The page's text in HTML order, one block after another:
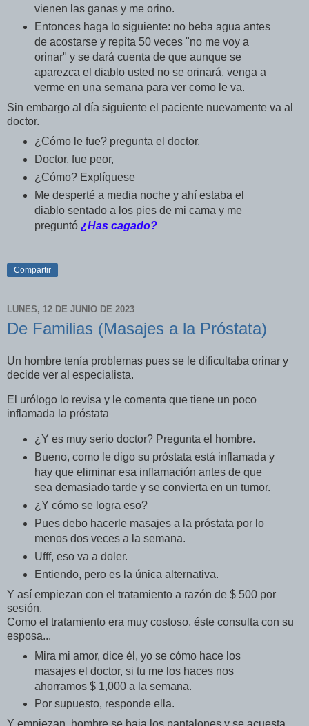
vienen las ganas y me orino.
Entonces haga lo siguiente: no beba agua antes
de acostarse y repita 50 veces "no me voy a
orinar" y se dará cuenta de que aunque se
aparezca el diablo usted no se orinará, venga a
verme en una semana para ver como le va.
Sin embargo al día siguiente el paciente nuevamente va al
doctor.
¿Cómo le fue? pregunta el doctor.
Doctor, fue peor,
¿Cómo? Explíquese
Me desperté a media noche y ahí estaba el
diablo sentado a los pies de mi cama y me
preguntó ¿Has cagado?
Compartir
LUNES, 12 DE JUNIO DE 2023
De Familias (Masajes a la Próstata)
Un hombre tenía problemas pues se le dificultaba orinar y
decide ver al especialista.
El urólogo lo revisa y le comenta que tiene un poco
inflamada la próstata
¿Y es muy serio doctor? Pregunta el hombre.
Bueno, como le digo su próstata está inflamada y
hay que eliminar esa inflamación antes de que
sea demasiado tarde y se convierta en un tumor.
¿Y cómo se logra eso?
Pues debo hacerle masajes a la próstata por lo
menos dos veces a la semana.
Ufff, eso va a doler.
Entiendo, pero es la única alternativa.
Y así empiezan con el tratamiento a razón de $ 500 por
sesión.
Como el tratamiento era muy costoso, éste consulta con su
esposa...
Mira mi amor, dice él, yo se cómo hace los
masajes el doctor, si tu me los haces nos
ahorramos $ 1,000 a la semana.
Por supuesto, responde ella.